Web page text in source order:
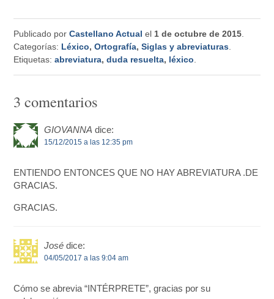
Publicado porCastellano Actual el 1 de octubre de 2015
Categorías: Léxico,Ortografía,Siglas y abreviaturas
Etiquetas:abreviatura,duda resuelta, léxico
3 comentarios
GIOVANNA dice:
15/12/2015 a las 12:35 pm
ENTIENDO ENTONCES QUE NO HAY ABREVIATURA .DE
GRACIAS.
GRACIAS.
José dice:
04/05/2017 a las 9:04 am
Cómo se abrevia “INTÉRPRETE”, gracias por su